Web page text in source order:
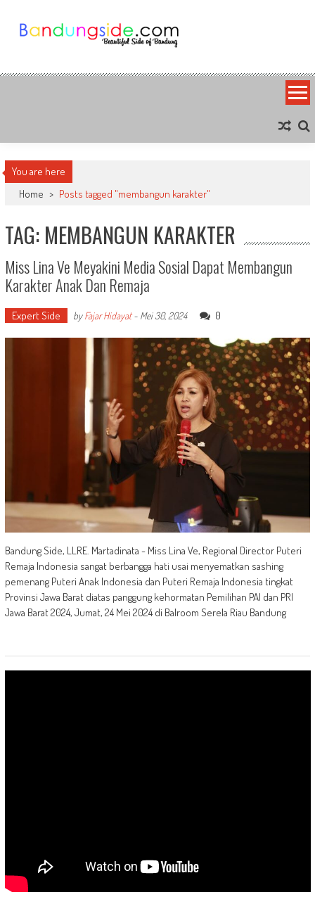
content
Bandung Side
You are here
Home > Posts tagged "membangun karakter"
TAG: MEMBANGUN KARAKTER
Miss Lina Ve Meyakini Media Sosial Dapat Membangun
Karakter Anak Dan Remaja
Expert Side byFajar Hidayat- Mei 30, 2024 0
Bandung Side, LLRE. Martadinata - Miss Lina Ve, Regional Director Puteri
Remaja Indonesia sangat berbangga hati usai menyematkan sashing
pemenang Puteri Anak Indonesia dan Puteri Remaja Indonesia tingkat
Provinsi Jawa Barat diatas panggung kehormatan Pemilihan PAI dan PRI
Jawa Barat 2024, Jumat, 24 Mei 2024 di Balroom Serela Riau Bandung